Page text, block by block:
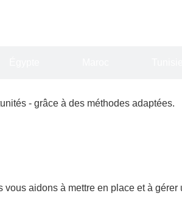
- grâce à des méthodes adaptées.
aidons à mettre en place et à